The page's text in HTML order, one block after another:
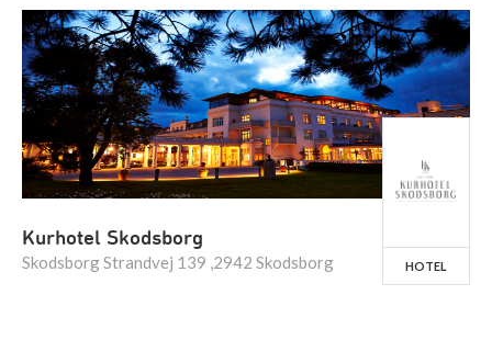
Kurhotel Skodsborg
Skodsborg Strandvej 139 ,2942 Skodsborg HOTEL